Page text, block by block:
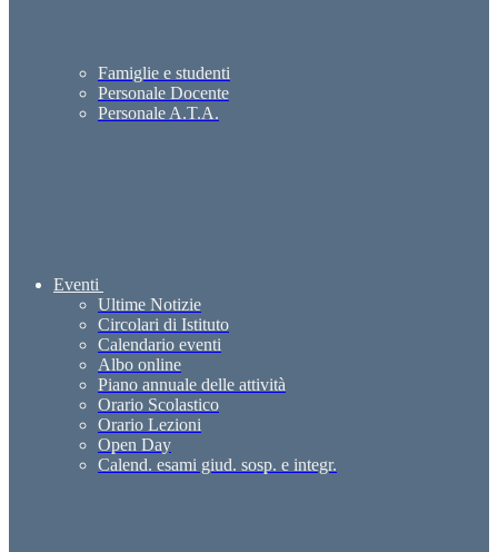
Famiglie e studenti
Personale Docente
Personale A.T.A.
Eventi
Ultime Notizie
Circolari di Istituto
Calendario eventi
Albo online
Piano annuale delle attività
Orario Scolastico
Orario Lezioni
Open Day
Calend. esami giud. sosp. e integr.